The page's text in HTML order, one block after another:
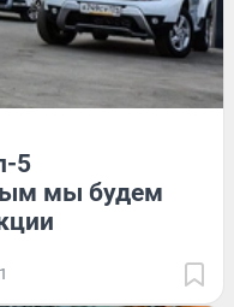
5
мы будем
1